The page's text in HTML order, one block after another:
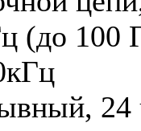
(до 100
24